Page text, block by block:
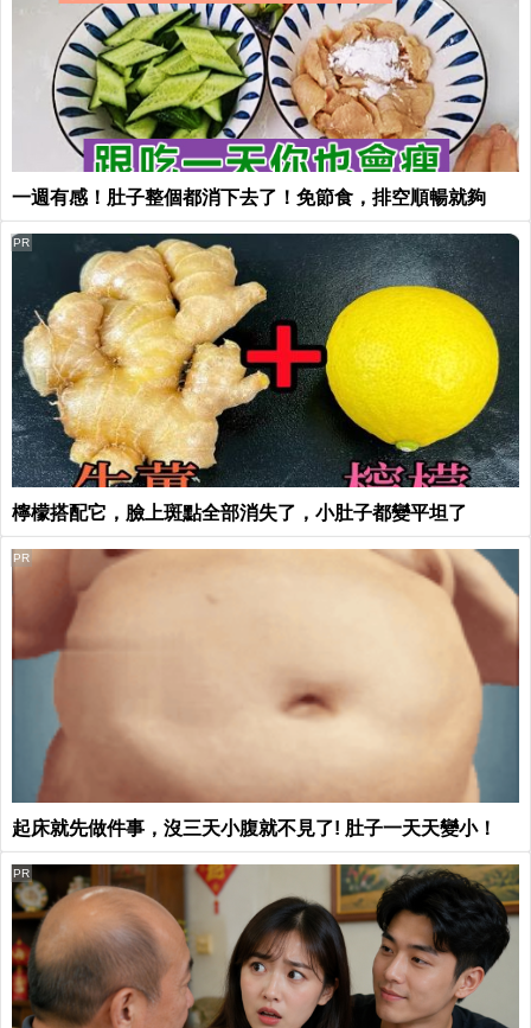
一週有感！肚子整個都消下去了！免節食，排空順暢就夠
檸檬搭配它，臉上斑點全部消失了，小肚子都變平坦了
PR
起床就先做件事，沒三天小腹就不見了! 肚子一天天變小！
PR
PR